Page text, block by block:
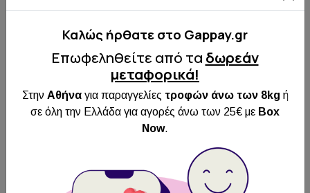
Κάντε εγγραφή στο
Newsletter μας
Κάνε εγγραφή στο newsletter μας για να
ενημερώνεσαι για όλα τα νέα και τις
Καλώς ήρθατε στo Gappay.gr
Επωφεληθείτε από τα δωρεάν
μεταφορικά!
Στην Αθήνα για παραγγελίες τροφών άνω των 8kg ή
σε όλη την Ελλάδα για αγορές άνω των 25€ με Box
Now.